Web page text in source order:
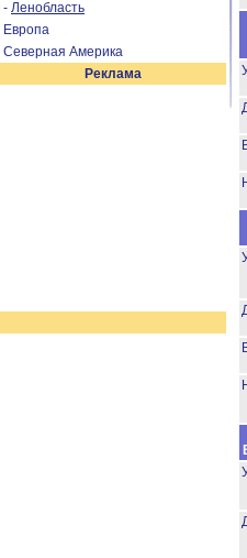
- Ленобласть
Европа
Северная Америка
Реклама